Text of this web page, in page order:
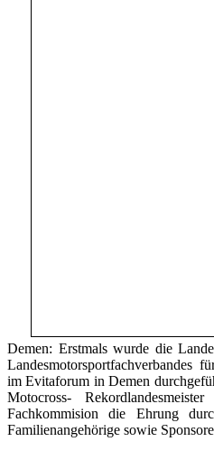
Demen: Erstmals wurde die
Landesmotorsportfachverbandes
im Evitaforum in Demen
Motocross-
Fachkommision die Ehrung
Familienangehörige sowie